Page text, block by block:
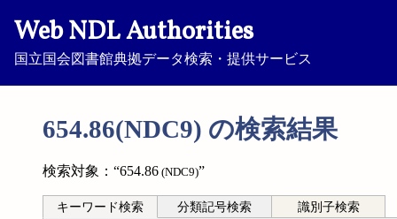
Web NDL Authorities
国立国会図書館典拠データ検索・提供サービス
654.86(NDC9) の検索結果
検索対象：“654.86 (NDC9)”
キーワード検索 分類記号検索 識別子検索